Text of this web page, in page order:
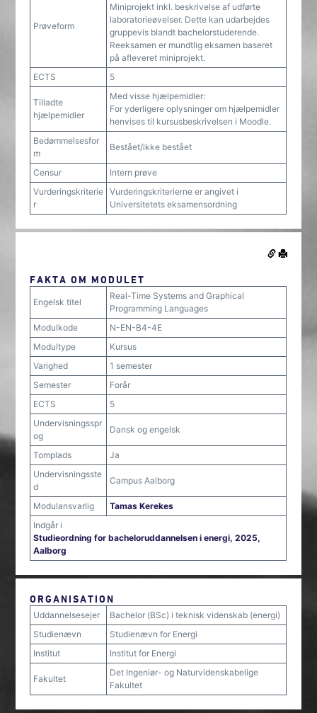
Prøveform
Miniprojekt inkl. beskrivelse af udførte
laboratorieøvelser. Dette kan udarbejdes
gruppevis blandt bachelorstuderende.
Reeksamen er mundtlig eksamen baseret
på afleveret miniprojekt.
ECTS
5
Tilladte
hjælpemidler
Med visse hjælpemidler:
For yderligere oplysninger om hjælpemidler
henvises til kursusbeskrivelsen i Moodle.
Bedømmelsesfor
m
Bestået/ikke bestået
Censur
Intern prøve
Vurderingskriterie
r
Vurderingskriterierne er angivet i
Universitetets eksamensordning
FAKTA OM MODULET
Engelsk titel
Real-Time Systems and Graphical
Programming Languages
Modulkode
N-EN-B4-4E
Modultype
Kursus
Varighed
1 semester
Semester
Forår
ECTS
5
Undervisningsspr
og
Dansk og engelsk
Tomplads
Ja
Undervisningsste
d
Campus Aalborg
Modulansvarlig
Tamas Kerekes
Indgår i
Studieordning for bacheloruddannelsen i energi, 2025,
Aalborg
ORGANISATION
Uddannelsesejer
Bachelor (BSc) i teknisk videnskab (energi)
Studienævn
Studienævn for Energi
Institut
Institut for Energi
Fakultet
Det Ingeniør- og Naturvidenskabelige
Fakultet